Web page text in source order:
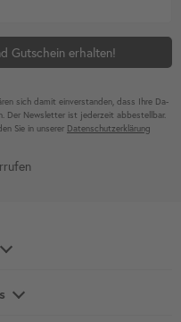
Gutschein erhalten!
sich damit ein­ver­standen, dass Ihre Da­
Der News­letter ist jeder­zeit ab­bestel­lbar.
Sie in unserer Daten­schutz­erklärung